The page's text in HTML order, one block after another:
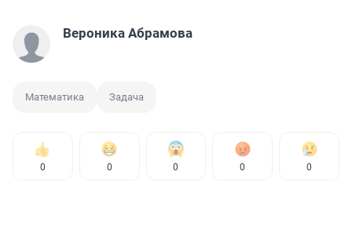
Вероника Абрамова
Математика Задача
0 0 0 0 0